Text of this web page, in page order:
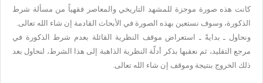
كانت هذه صورة موجزة للمشهد التاريخي والمعاصر فقهياً من مسألة شرط
الذكورة، وسوف نستعين بهذه الصورة في الأبحاث القادمة إن شاء الله تعالى.
ونحاول ـ بدايةً ـ استعراض موقف النظرية القائلة بعدم شرط الذكورة في
مرجع التقليد، ثم نعقبها بذكر أدلّة النظرية الذاهبة إلى هذا الشرط، لنحاول بعد
ذلك الخروج بنتيجة وموقف إن شاء الله تعالى.